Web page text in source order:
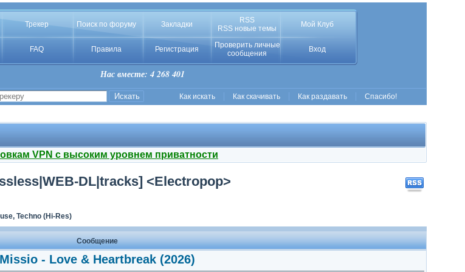
Трекер Поиск по форуму Закладки
RSS
RSS новые темы
Мой Клуб
FAQ Правила Регистрация
Проверить личные
сообщения
Вход
Нас вместе: 4 268 401
Как искать Как скачивать Как раздавать Спасибо!
VPN с высоким уровнем приватности
DL|tracks] <Electropop>
Techno (Hi-Res)
Сообщение
Missio - Love & Heartbreak (2026)